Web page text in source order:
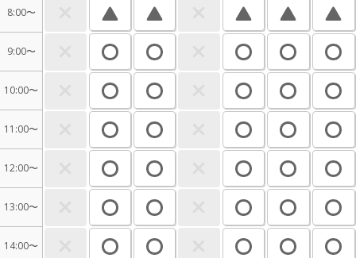
8:00〜
9:00〜
10:00〜
11:00〜
12:00〜
13:00〜
14:00〜